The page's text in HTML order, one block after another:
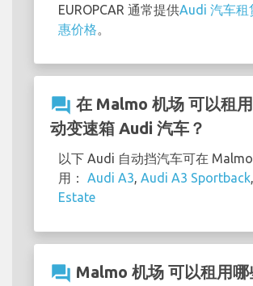
EUROPCAR 通常提供Audi 汽车租
惠价格。
question_answer 在 Malmo 机场 可以租
动变速箱 Audi 汽车？
以下 Audi 自动挡汽车可在
用： Audi A3, Audi A3 Sportback,
Estate
question_answer Malmo 机场 可以租用